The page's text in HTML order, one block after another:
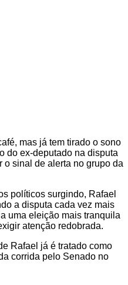
mas já tem tirado o sono
do ex-deputado na disputa
o sinal de alerta no grupo da
políticos surgindo, Rafael
a disputa cada vez mais
uma eleição mais tranquila
atenção redobrada.
Rafael já é tratado como
corrida pelo Senado no